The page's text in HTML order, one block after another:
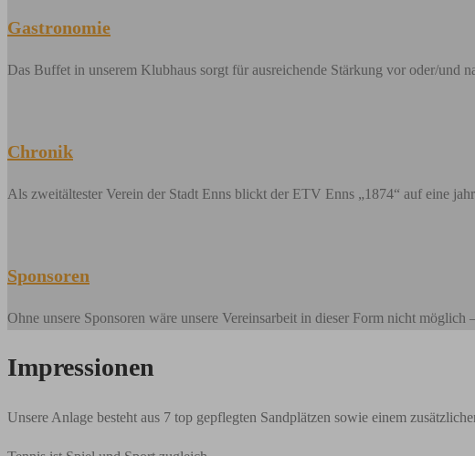
Gastronomie
Das Buffet in unserem Klubhaus sorgt für ausreichende Stärkung vor oder/und
Chronik
Als zweitältester Verein der Stadt Enns blickt der ETV Enns „1874“ auf eine
Sponsoren
Ohne unsere Sponsoren wäre unsere Vereinsarbeit in dieser Form nicht
Impressionen
Unsere Anlage besteht aus 7 top gepflegten Sandplätzen sowie einem